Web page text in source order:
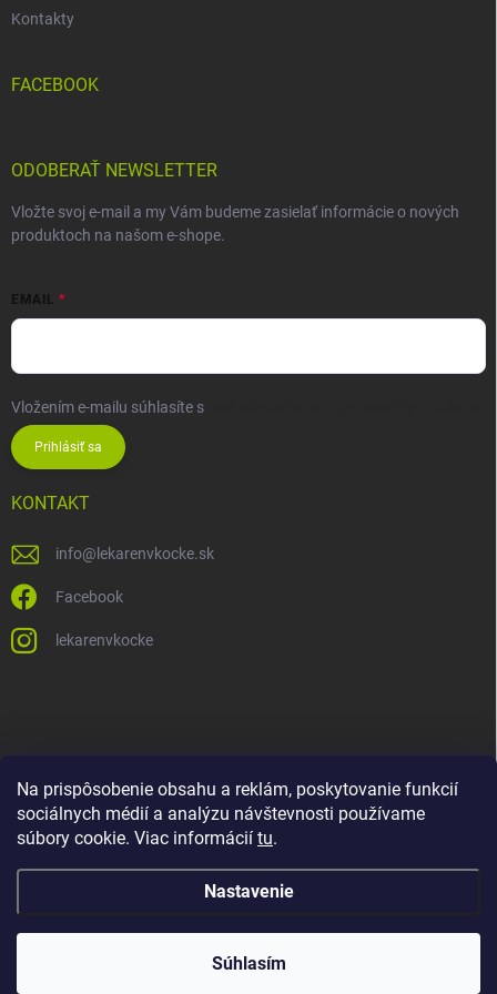
Na prispôsobenie obsahu a reklám, poskytovanie funkcií
sociálnych médií a analýzu návštevnosti používame
súbory cookie. Viac informácií tu.
Nastavenie
Súhlasím
Kontakty
FACEBOOK
ODOBERAŤ NEWSLETTER
Vložte svoj e-mail a my Vám budeme zasielať informácie o nových
produktoch na našom e-shope.
EMAIL
Vložením e-mailu súhlasíte s
Prihlásiť sa
KONTAKT
info@ lekarenvkocke.sk
Facebook
lekarenvkocke